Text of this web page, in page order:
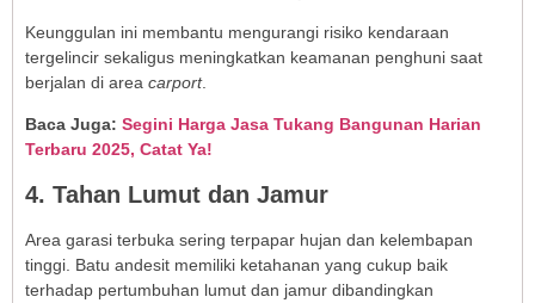
Keunggulan ini membantu mengurangi risiko kendaraan
tergelincir sekaligus meningkatkan keamanan penghuni saat
berjalan di area carport.
Baca Juga: Segini Harga Jasa Tukang Bangunan Harian
Terbaru 2025, Catat Ya!
4. Tahan Lumut dan Jamur
Area garasi terbuka sering terpapar hujan dan kelembapan
tinggi. Batu andesit memiliki ketahanan yang cukup baik
terhadap pertumbuhan lumut dan jamur dibandingkan